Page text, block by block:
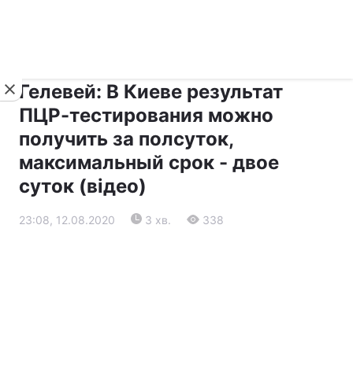
Гелевей: В Киеве результат
ПЦР-тестирования можно
получить за полсуток,
максимальный срок - двое
суток (відео)
23:08, 12.08.2020 3 хв. 338